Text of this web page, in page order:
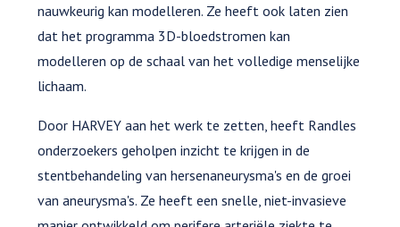
nauwkeurig kan modelleren. Ze heeft ook laten zien
dat het programma 3D-bloedstromen kan
modelleren op de schaal van het volledige menselijke
lichaam.
Door HARVEY aan het werk te zetten, heeft Randles
onderzoekers geholpen inzicht te krijgen in de
stentbehandeling van hersenaneurysma's en de groei
van aneurysma's. Ze heeft een snelle, niet-invasieve